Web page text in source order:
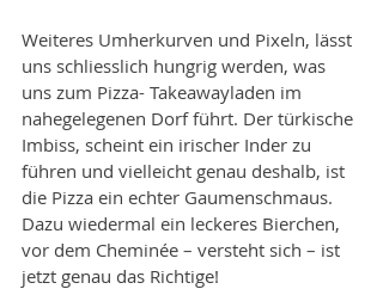
Weiteres Umherkurven und Pixeln, lässt
uns schliesslich hungrig werden, was
uns zum Pizza- Takeawayladen im
nahegelegenen Dorf führt. Der türkische
Imbiss, scheint ein irischer Inder zu
führen und vielleicht genau deshalb, ist
die Pizza ein echter Gaumenschmaus.
Dazu wiedermal ein leckeres Bierchen,
vor dem Cheminée – versteht sich – ist
jetzt genau das Richtige!